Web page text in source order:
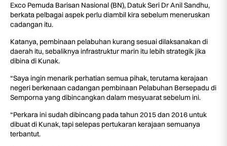
Exco Pemuda Barisan Nasional (BN), Datuk Seri Dr Anil Sandhu,
berkata pelbagai aspek perlu diambil kira sebelum meneruskan
cadangan itu.
Katanya, pembinaan pelabuhan kurang sesuai dilaksanakan di
daerah itu, sebaliknya infrastruktur marin itu lebih strategik jika
dibina di Kunak.
“Saya ingin menarik perhatian semua pihak, terutama kerajaan
negeri berkenaan cadangan pembinaan Pelabuhan Bersepadu di
Semporna yang dibincangkan dalam mesyuarat sebelum ini.
“Perkara ini sudah dibincang pada tahun 2015 dan 2016 untuk
dibuat di Kunak, tapi selepas pertukaran kerajaan semuanya
terbantut.